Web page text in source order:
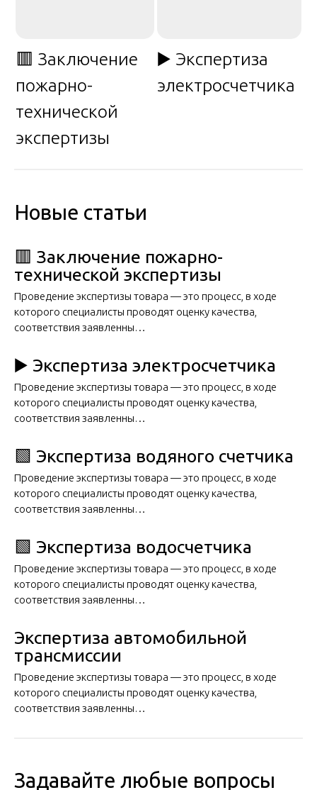
🟥 Заключение
пожарно-
технической
экспертизы
▶️ Экспертиза
электросчетчика
Новые статьи
🟥 Заключение пожарно-
технической экспертизы
Проведение экспертизы товара — это процесс, в ходе
которого специалисты проводят оценку качества,
соответствия заявленны…
▶️ Экспертиза электросчетчика
Проведение экспертизы товара — это процесс, в ходе
которого специалисты проводят оценку качества,
соответствия заявленны…
🟩 Экспертиза водяного счетчика
Проведение экспертизы товара — это процесс, в ходе
которого специалисты проводят оценку качества,
соответствия заявленны…
🟩 Экспертиза водосчетчика
Проведение экспертизы товара — это процесс, в ходе
которого специалисты проводят оценку качества,
соответствия заявленны…
Экспертиза автомобильной
трансмиссии
Проведение экспертизы товара — это процесс, в ходе
которого специалисты проводят оценку качества,
соответствия заявленны…
Задавайте любые вопросы